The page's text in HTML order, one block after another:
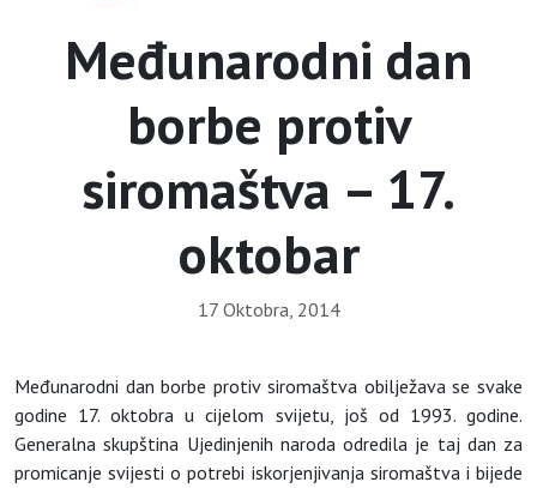
Međunarodni dan
borbe protiv
siromaštva – 17.
oktobar
17 Oktobra, 2014
Međunarodni dan borbe protiv siromaštva obilježava se svake
godine 17. oktobra u cijelom svijetu, još od 1993. godine.
Generalna skupština Ujedinjenih naroda odredila je taj dan za
promicanje svijesti o potrebi iskorjenjivanja siromaštva i bijede